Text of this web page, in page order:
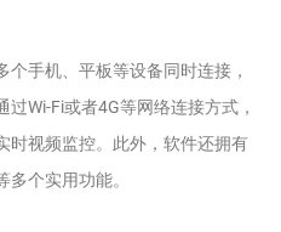
手机、平板等设备同时连接，
Wi-Fi或者4G等网络连接方式，
时视频监控。此外，软件还拥有
个实用功能。